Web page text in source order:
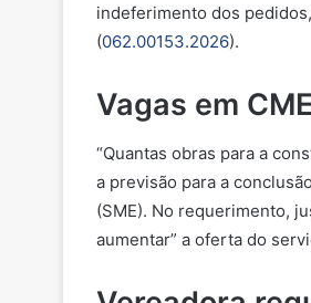
indeferimento dos
(062.00153.2026).
Vagas em
“Quantas obras para a
a previsão para a
(SME). No requerimento,
aumentar” a oferta do